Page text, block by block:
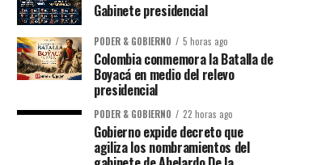
Gabinete presidencial
PODER & GOBIERNO 5 horas ago
Colombia conmemora la Batalla de
Boyacá en medio del relevo
presidencial
PODER & GOBIERNO 22 horas ago
Gobierno expide decreto que
agiliza los nombramientos del